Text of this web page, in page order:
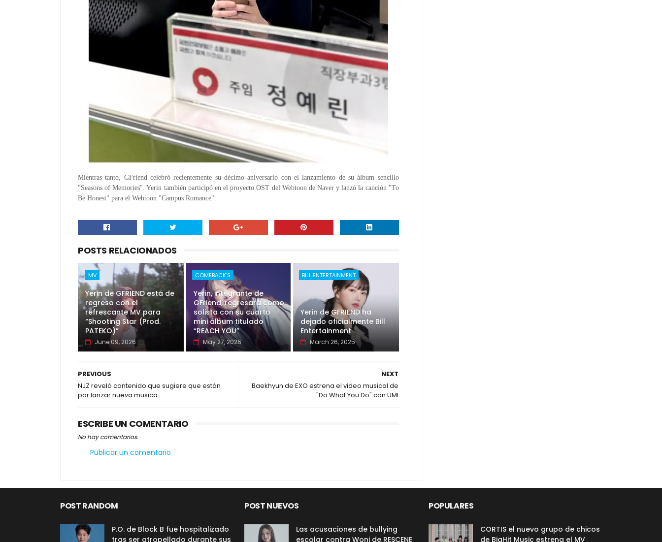
Mientras tanto, GFriend celebró recientemente su décimo aniversario con el lanzamiento de su álbum sencillo
"Seasons of Memories". Yerin también participó en el proyecto OST del Webtoon de Naver y lanzó la canción "To
Be Honest" para el Webtoon "Campus Romance".
POSTS RELACIONADOS
MV
Yerin de GFRIEND está de
regreso con el
refrescante MV para
“Shooting Star (Prod.
PATEKO)”
June 09, 2026
COMEBACK'S
Yerin, integrante de
GFriend, regresará como
solista con su cuarto
mini álbum titulado
“REACH YOU”
May 27, 2026
BILL ENTERTAINMENT
Yerin de GFRIEND ha
dejado oficialmente Bill
Entertainment
March 26, 2025
NEXT
Baekhyun de EXO estrena el video musical de
"Do What You Do" con UMI
PREVIOUS
NJZ reveló contenido que sugiere que están
por lanzar nueva musica
ESCRIBE UN COMENTARIO
No hay comentarios.
Publicar un comentario
POST RANDOM
P.O. de Block B fue hospitalizado
tras ser atropellado durante sus
POST NUEVOS
Las acusaciones de bullying
escolar contra Woni de RESCENE
POPULARES
CORTIS el nuevo grupo de chicos
de BigHit Music estrena el MV